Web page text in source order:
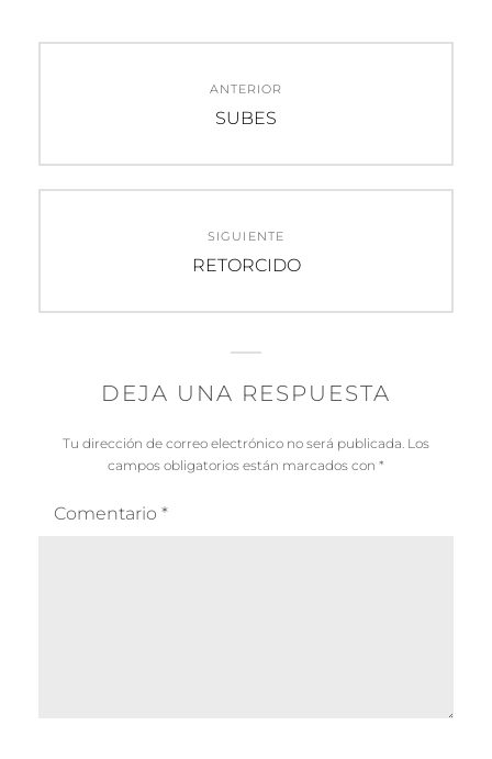
entradas
ANTERIOR
Entrada
SUBES
SIGUIENTE
Entrada
RETORCIDO
DEJA UNA RESPUESTA
Tu dirección de correo electrónico no será publicada. Los
campos obligatorios están marcados con *
Comentario *